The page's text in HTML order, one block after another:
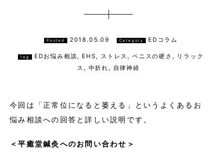
Posted 2018.05.09 Category EDコラム
tag EDお悩み相談 , EHS , ストレス , ペニスの硬さ , リラック
ス , 中折れ , 自律神経
今回は「正常位になると萎える」というよくあるお
悩み相談への回答と詳しい説明です。
＜平癒堂鍼灸へのお問い合わせ＞